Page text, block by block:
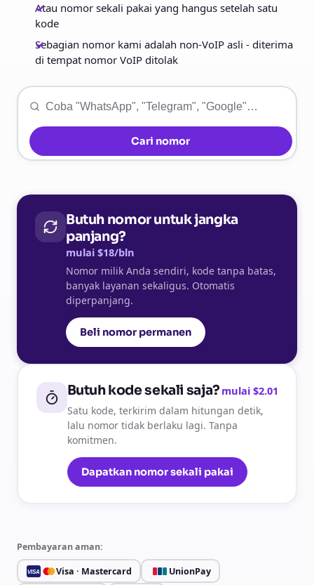
Atau nomor sekali pakai yang hangus setelah satu
kode
Sebagian nomor kami adalah non-VoIP asli - diterima
di tempat nomor VoIP ditolak
Cari nomor
Butuh nomor untuk jangka
panjang?
mulai $18/bln
Nomor milik Anda sendiri, kode tanpa batas,
banyak layanan sekaligus. Otomatis
diperpanjang.
Beli nomor permanen
Butuh kode sekali saja? mulai $2.01
Satu kode, terkirim dalam hitungan detik,
lalu nomor tidak berlaku lagi. Tanpa
komitmen.
Dapatkan nomor sekali pakai
Pembayaran aman:
VISA Visa · Mastercard
UnionPay